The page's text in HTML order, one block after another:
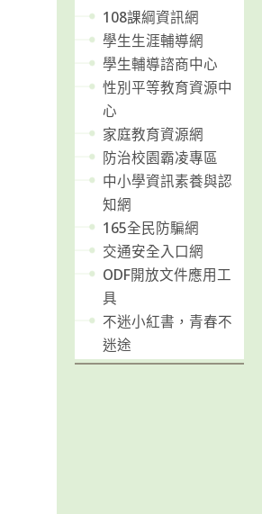
108課綱資訊網
學生生涯輔導網
學生輔導諮商中心
性別平等教育資源中
心
家庭教育資源網
防治校園霸凌專區
中小學資訊素養與認
知網
165全民防騙網
交通安全入口網
ODF開放文件應用工
具
不迷小紅書，青春不
迷途